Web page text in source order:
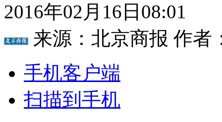
2016年02月16日08:01
来源： 北京商报 作者
手机客户端
扫描到手机